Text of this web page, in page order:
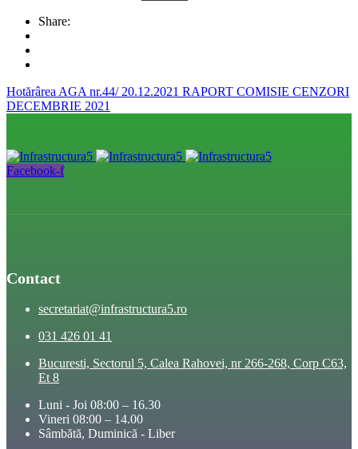
Share:
Hotărârea AGA nr.44/ 20.12.2021 RAPORT COMISIE CENZORI
DECEMBRIE 2021
Facebook-f
Contact
secretariat@infrastructura5.ro
031 426 01 41
Bucuresti, Sectorul 5, Calea Rahovei, nr 266-268, Corp C63,
Et 8
Luni - Joi 08:00 – 16.30
Vineri 08:00 – 14.00
Sâmbătă, Duminică - Liber